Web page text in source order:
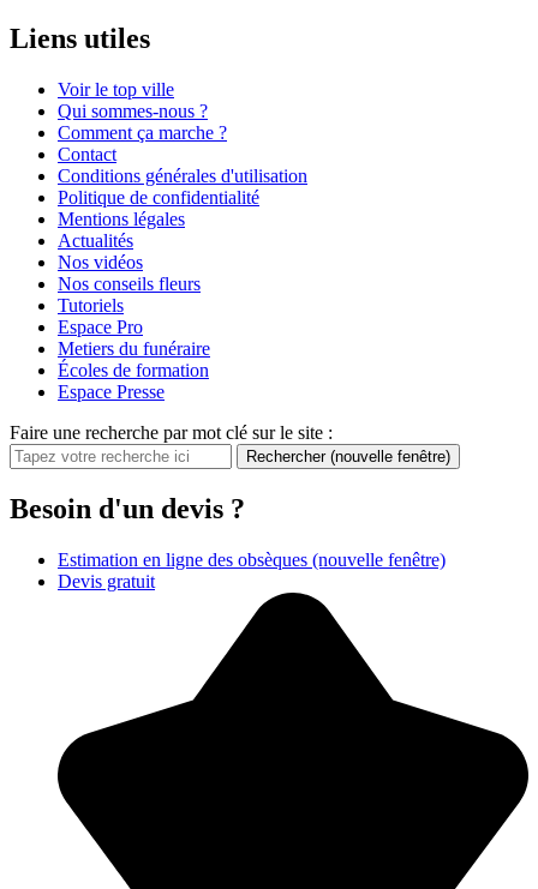
Liens utiles
Voir le top ville
Qui sommes-nous ?
Comment ça marche ?
Contact
Conditions générales d'utilisation
Politique de confidentialité
Mentions légales
Actualités
Nos vidéos
Nos conseils fleurs
Tutoriels
Espace Pro
Metiers du funéraire
Écoles de formation
Espace Presse
Faire une recherche par mot clé sur le site :
Rechercher (nouvelle fenêtre)
Besoin d'un devis ?
Estimation en ligne des obsèques (nouvelle fenêtre)
Devis gratuit